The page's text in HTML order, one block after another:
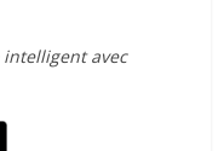
intelligent avec